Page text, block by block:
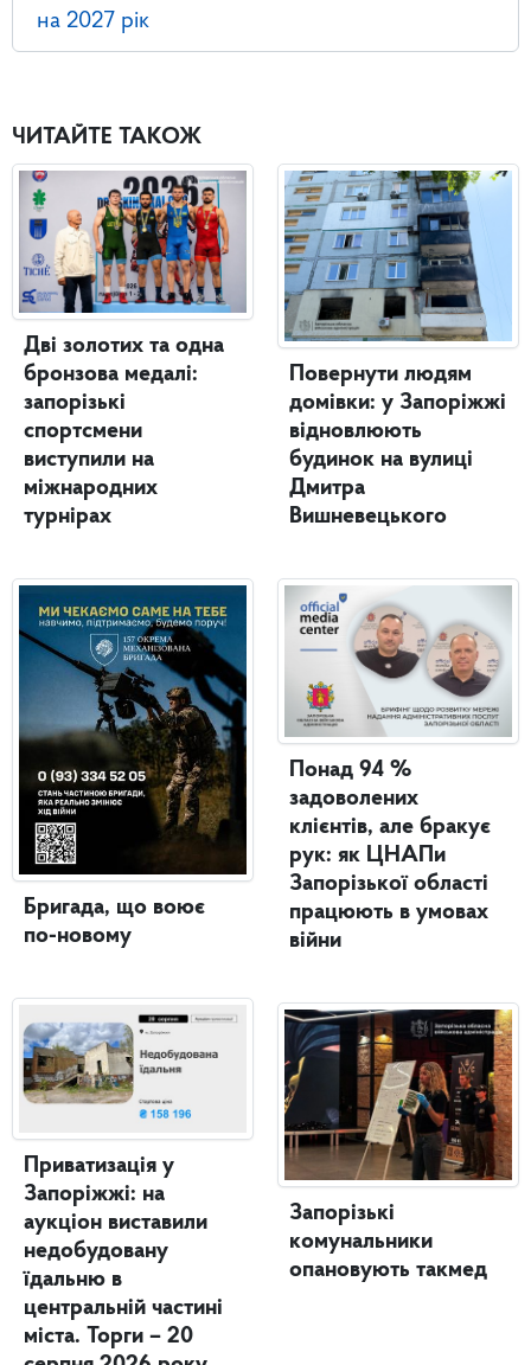
на 2027 рік
ЧИТАЙТЕ ТАКОЖ
Дві золотих та одна
бронзова медалі:
запорізькі
спортсмени
виступили на
міжнародних
турнірах
Бригада, що воює
по-новому
Приватизація у
Запоріжжі: на
аукціон виставили
недобудовану
їдальню в
центральній частині
міста. Торги – 20
Повернути людям
домівки: у Запоріжжі
відновлюють
будинок на вулиці
Дмитра
Вишневецького
Понад 94 %
задоволених
клієнтів, але бракує
рук: як ЦНАПи
Запорізької області
працюють в умовах
війни
Запорізькі
комунальники
опановують такмед